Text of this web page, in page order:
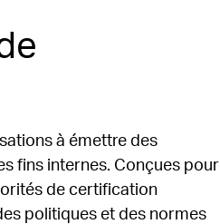
à émettre des
fins internes. Conçues pour
de certification
politiques et des normes